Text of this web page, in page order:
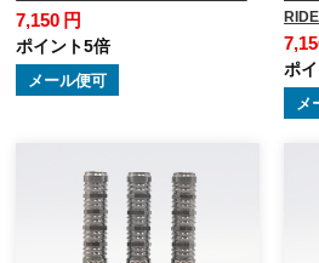
7,150 円
ポイント5倍
メール便可 ポ
メ